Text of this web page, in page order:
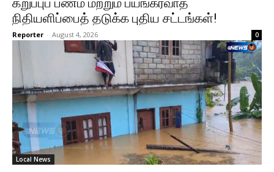
கறுப்புப் பணம் மற்றும் பயங்கரவாத
நிதியளிப்பைத் தடுக்க புதிய சட்டங்கள்!
Reporter - August 4, 2026 0
Local News